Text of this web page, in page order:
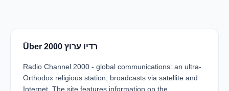
Über רדיו ערוץ 2000
Radio Channel 2000 - global communications: an ultra-
Orthodox religious station, broadcasts via satellite and
Internet. The site features information on the